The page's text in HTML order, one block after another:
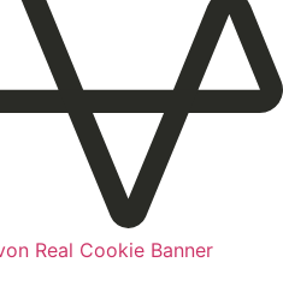
Real Cookie Banner